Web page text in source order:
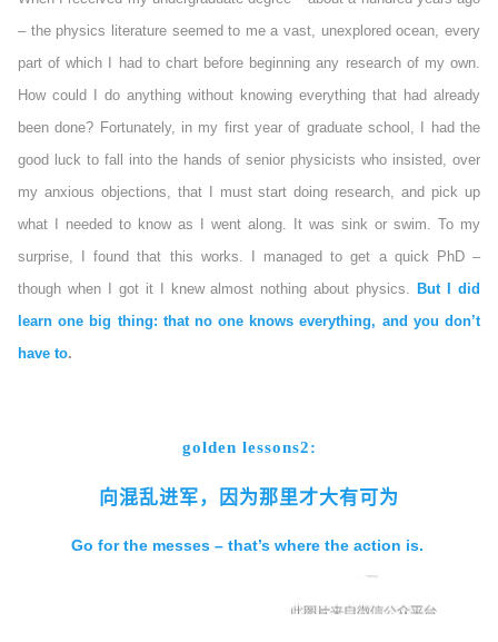
– the physics literature seemed to me a vast, unexplored ocean, every
part of which I had to chart before beginning any research of my own.
How could I do anything without knowing everything that had already
been done? Fortunately, in my first year of graduate school, I had the
good luck to fall into the hands of senior physicists who insisted, over
my anxious objections, that I must start doing research, and pick up
what I needed to know as I went along. It was sink or swim. To my
surprise, I found that this works. I managed to get a quick PhD –
though when I got it I knew almost nothing about physics. But I did
learn one big thing: that no one knows everything, and you don’t
have to.
golden lessons2:
向混乱进军，因为那里才大有可为
Go for the messes – that’s where the action is.